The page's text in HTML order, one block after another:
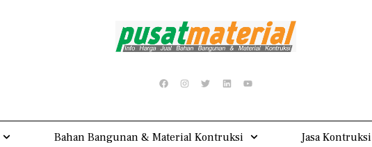
Bahan Bangunan & Material Kontruksi Jasa Kontruksi